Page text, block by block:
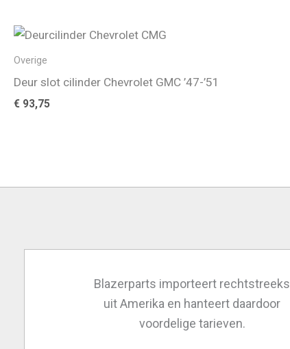
Overige
Deur slot cilinder Chevrolet GMC ’47-’51
€ 93,75
Blazerparts importeert rechtstreeks
uit Amerika en hanteert daardoor
voordelige tarieven.